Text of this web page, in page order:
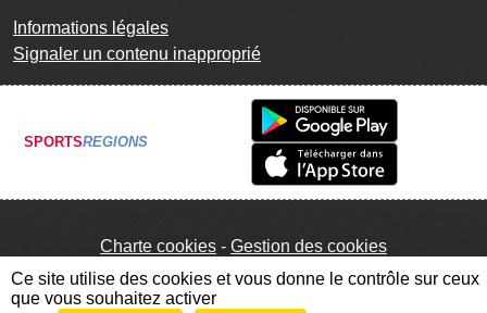
Informations légales
Signaler un contenu inapproprié
SPORTSREGIONS
Charte cookies Gestion des cookies
Ce site utilise des cookies et vous donne le contrôle sur ceux
que vous souhaitez activer